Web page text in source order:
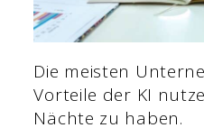
Die meisten
Vorteile der KI
Nächte zu haben.